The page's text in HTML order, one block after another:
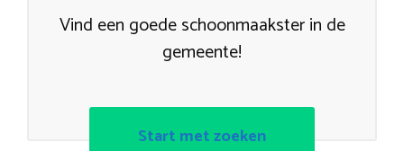
Vind een goede schoonmaakster in de
gemeente!
Start met zoeken